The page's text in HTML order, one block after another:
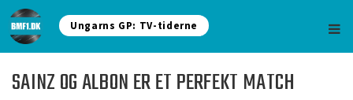
Ungarns GP: TV-tiderne
SAINZ OG ALBON ER ET PERFEKT MATCH